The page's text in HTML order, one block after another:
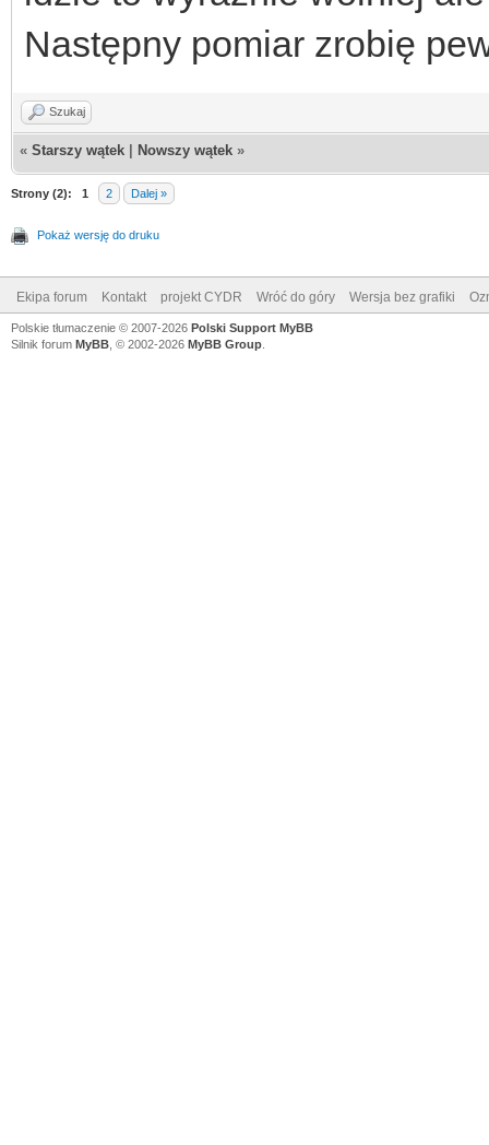
Następny pomiar zrobię
Szukaj
« Starszy wątek Nowszy wątek »
Strony (2): 1 2 Dalej »
Pokaż wersję do druku
Ekipa forum Kontakt projekt CYDR Wróć do góry Wersja bez grafiki
Polskie tłumaczenie © 2007-2026 Polski Support MyBB
Silnik forum MyBB , © 2002-2026 MyBB Group